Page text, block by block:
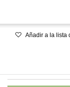
Añadir a la lista